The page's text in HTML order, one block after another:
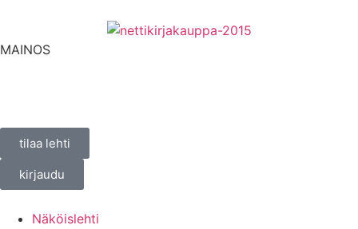
MAINOS
tilaa lehti
kirjaudu
Näköislehti